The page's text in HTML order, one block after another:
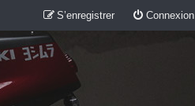
Connexion
S’enregistrer